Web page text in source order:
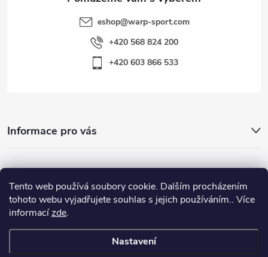
Tento web používá soubory cookie. Dalším procházením
tohoto webu vyjadřujete souhlas s jejich používáním.. Více
informacízde.
Nastavení
eshop@warp-sport.com
+420 568 824 200
+420 603 866 533
Informace pro vás
Nejhledanější
Důležité odkazy